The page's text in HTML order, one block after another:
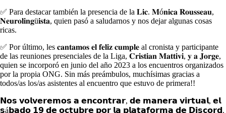
✅ Para destacar también la presencia de la 𝐋𝐢𝐜. 𝐌ó𝐧𝐢𝐜𝐚 𝐑𝐨𝐮𝐬𝐬𝐞𝐚𝐮,
𝐍𝐞𝐮𝐫𝐨𝐥𝐢𝐧𝐠ü𝐢𝐬𝐭𝐚, quien pasó a saludarnos y nos dejar algunas cosas
ricas.
✅ Por último, les 𝐜𝐚𝐧𝐭𝐚𝐦𝐨𝐬 𝐞𝐥 𝐟𝐞𝐥𝐢𝐳 𝐜𝐮𝐦𝐩𝐥𝐞 al cronista y participante
de las reuniones presenciales de la Liga, 𝐂𝐫𝐢𝐬𝐭𝐢𝐚𝐧 𝐌𝐚𝐭𝐭𝐢𝐯𝐢, 𝐲 𝐚 𝐉𝐨𝐫𝐠𝐞,
quien se incorporó en junio del año 2023 a los encuentros organizados
por la propia ONG. Sin más preámbulos, muchísimas gracias a
todos/as los/as asistentes al encuentro que estuvo de primera!!
𝗡𝗼𝘀 𝘃𝗼𝗹𝘃𝗲𝗿𝗲𝗺𝗼𝘀 𝗮 𝗲𝗻𝗰𝗼𝗻𝘁𝗿𝗮𝗿, 𝗱𝗲 𝗺𝗮𝗻𝗲𝗿𝗮 𝘃𝗶𝗿𝘁𝘂𝗮𝗹, 𝗲𝗹
𝘀á𝗯𝗮𝗱𝗼 𝟭𝟵 𝗱𝗲 𝗼𝗰𝘁𝘂𝗯𝗿𝗲 𝗽𝗼𝗿 𝗹𝗮 𝗽𝗹𝗮𝘁𝗮𝗳𝗼𝗿𝗺𝗮 𝗱𝗲 𝗗𝗶𝘀𝗰𝗼𝗿𝗱.